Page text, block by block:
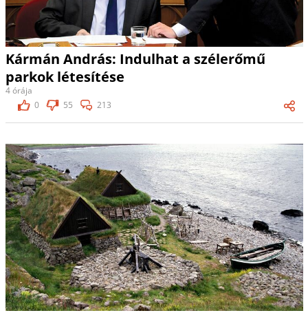
Kármán András: Indulhat a szélerőmű
parkok létesítése
4 órája
0
55 213